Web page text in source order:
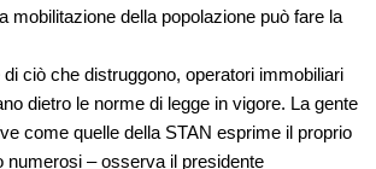
mobilitazione della popolazione può fare la
ciò che distruggono, operatori immobiliari
dietro le norme di legge in vigore. La gente
come quelle della STAN esprime il proprio
numerosi – osserva il presidente